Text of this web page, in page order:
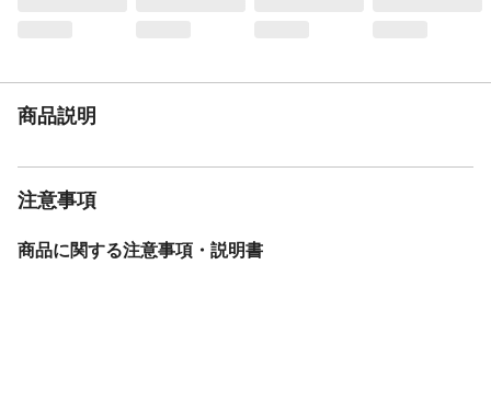
商品説明
注意事項
商品に関する注意事項・説明書